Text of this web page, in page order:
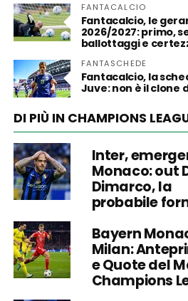
FANTACALCIO
Fantacalcio, le
2026/2027: primo,
ballottaggi e
FANTASCHEDE
Fantacalcio, la
Juve: non è il clone
DI PIÙ IN CHAMPIONS
Inter,
Monaco: out
Dimarco, la
probabile
Bayern
Milan:
e Quote del
Champions